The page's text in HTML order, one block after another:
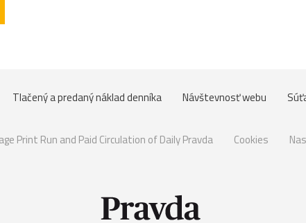
Tlačený a predaný náklad denníka Návštevnosť webu
Print Run and Paid Circulation of Daily Pravda Cookies